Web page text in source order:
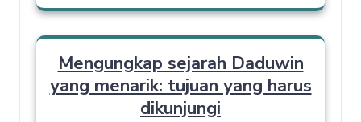
Mengungkap sejarah Daduwin
yang menarik: tujuan yang harus
dikunjungi